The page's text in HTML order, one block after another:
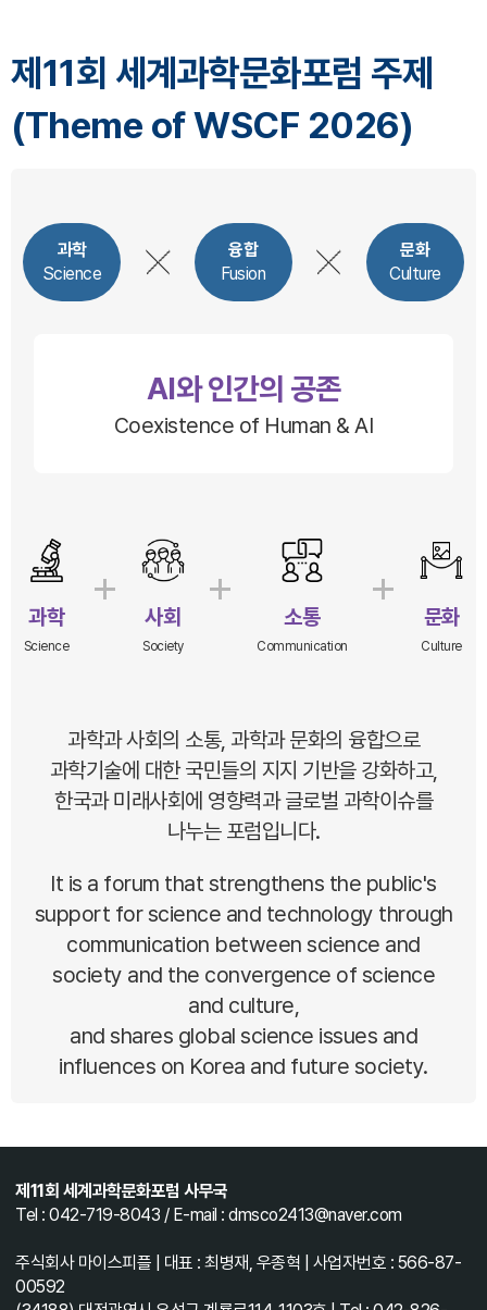
제11회 세계과학문화포럼 주제
(Theme of WSCF 2026)
과학
Science
융합
Fusion
문화
Culture
AI와 인간의 공존
Coexistence of Human & AI
과학
Science
사회
Society
소통
Communication
문화
Culture
과학과 사회의 소통, 과학과 문화의 융합으로
과학기술에 대한 국민들의 지지 기반을 강화하고,
한국과 미래사회에 영향력과 글로벌 과학이슈를
나누는 포럼입니다.
It is a forum that strengthens the public's
support for science and technology through
communication between science and
society and the convergence of science
and culture,
and shares global science issues and
influences on Korea and future society.
제11회 세계과학문화포럼 사무국
Tel : 042-719-8043 / E-mail : dmsco2413@naver.com
주식회사 마이스피플 | 대표 : 최병재, 우종혁 | 사업자번호 : 566-87-
00592